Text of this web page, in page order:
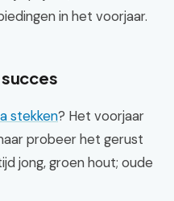
in het voorjaar.
stekken? Het voorjaar
probeer het gerust
jong, groen hout; oude